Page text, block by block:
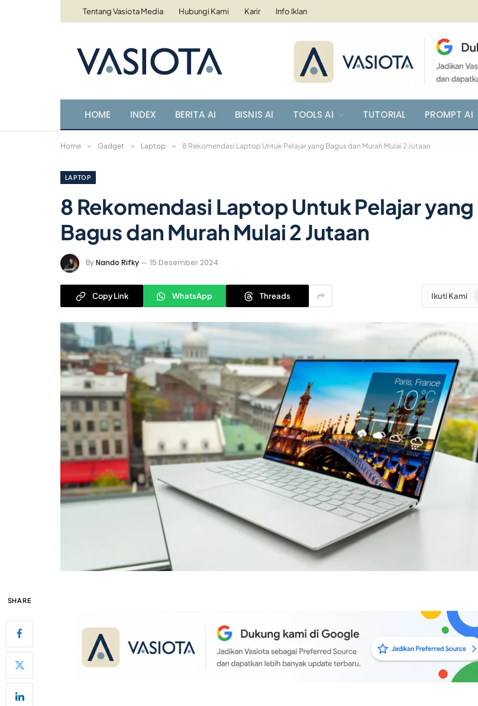
Tentang Vasiota Media Hubungi Kami Karir Info Iklan
HOME INDEX BERITA AI BISNIS AI TOOLS AI TUTORIAL PROMPT AI
Home » Gadget » Laptop » 8 Rekomendasi Laptop Untuk Pelajar yang Bagus dan Murah Mulai 2 Jutaan
LAPTOP
8 Rekomendasi Laptop Untuk Pelajar yang
Bagus dan Murah Mulai 2 Jutaan
ByNando Rifky 15 Desember 2024
Copy Link WhatsApp Threads Ikuti Kami
SHARE